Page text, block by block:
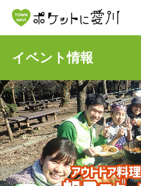
イベント情報